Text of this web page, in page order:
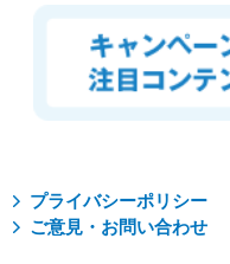
プライバシーポリシー
ご意見・お問い合わせ